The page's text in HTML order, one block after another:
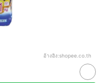
อ้างอิง:shopee.co.th